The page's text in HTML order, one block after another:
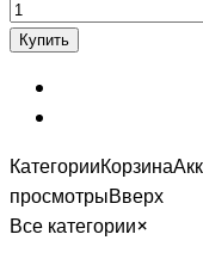
КатегорииКорзина
просмотрыВверх
Все категории×